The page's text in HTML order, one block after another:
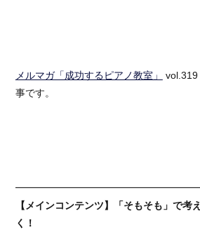
メルマガ「成功するピアノ教室」
事です。
【メインコンテンツ】「そもそも」で考
く！